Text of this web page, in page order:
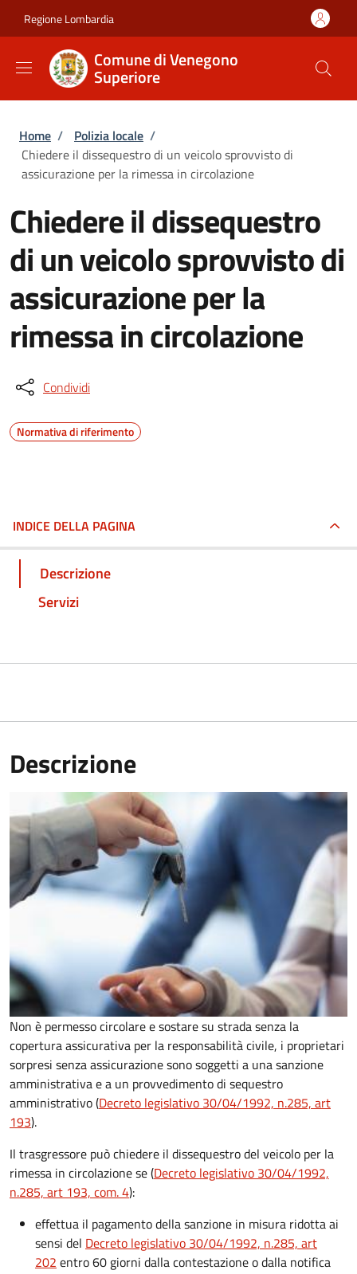
Regione Lombardia
Comune di Venegono
Superiore
Briciole di pane
Home / Polizia locale /
Chiedere il dissequestro di un veicolo sprovvisto di
assicurazione per la rimessa in circolazione
Chiedere il dissequestro
di un veicolo sprovvisto di
assicurazione per la
rimessa in circolazione
Condividi
Normativa di riferimento
INDICE DELLA PAGINA
Descrizione
Servizi
Descrizione
Non è permesso circolare e sostare su strada senza la
copertura assicurativa per la responsabilità civile, i proprietari
sorpresi senza assicurazione sono soggetti a una sanzione
amministrativa e a un provvedimento di sequestro
amministrativo (Decreto legislativo 30/04/1992, n.285, art
193).
Il trasgressore può chiedere il dissequestro del veicolo per la
rimessa in circolazione se (Decreto legislativo 30/04/1992,
n.285, art 193, com. 4):
effettua il pagamento della sanzione in misura ridotta ai
sensi del Decreto legislativo 30/04/1992, n.285, art
202 entro 60 giorni dalla contestazione o dalla notifica